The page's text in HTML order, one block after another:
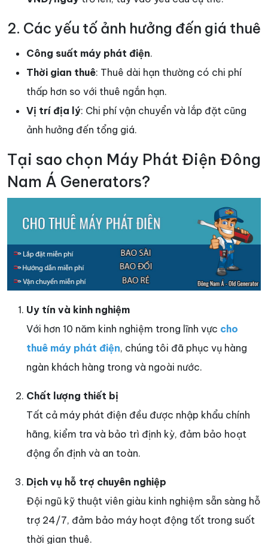
2. Các yếu tố ảnh hưởng đến giá thuê
Công suất máy phát điện.
Thời gian thuê: Thuê dài hạn thường có chi phí
thấp hơn so với thuê ngắn hạn.
Vị trí địa lý: Chi phí vận chuyển và lắp đặt cũng
ảnh hưởng đến tổng giá.
Tại sao chọn Máy Phát Điện Đông
Nam Á Generators?
Uy tín và kinh nghiệm
Với hơn 10 năm kinh nghiệm trong lĩnh vực cho
thuê máy phát điện, chúng tôi đã phục vụ hàng
ngàn khách hàng trong và ngoài nước.
Chất lượng thiết bị
Tất cả máy phát điện đều được nhập khẩu chính
hãng, kiểm tra và bảo trì định kỳ, đảm bảo hoạt
động ổn định và an toàn.
Dịch vụ hỗ trợ chuyên nghiệp
Đội ngũ kỹ thuật viên giàu kinh nghiệm sẵn sàng hỗ
trợ 24/7, đảm bảo máy hoạt động tốt trong suốt
thời gian thuê.